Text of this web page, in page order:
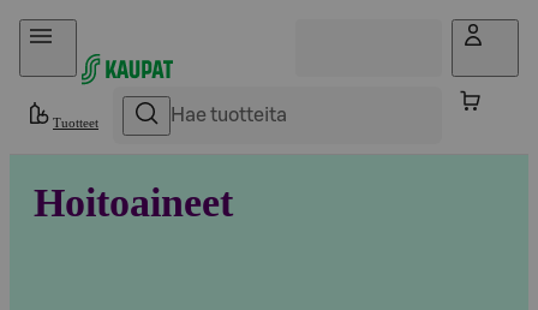
Hyppää sisältöön
Tuotteet
Hoitoaineet